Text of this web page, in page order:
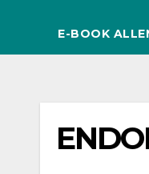
E-BOOK